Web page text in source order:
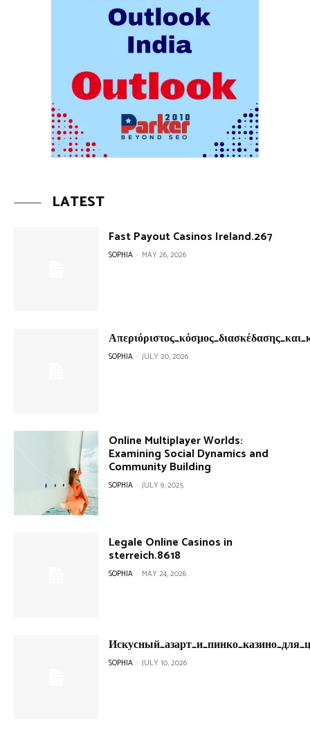
LATEST
Fast Payout Casinos Ireland.267
SOPHIA - MAY 26, 2026
SOPHIA - JULY 20, 2026
Online Multiplayer Worlds:
Examining Social Dynamics and
Community Building
SOPHIA - JULY 9, 2025
Legale Online Casinos in
sterreich.8618
SOPHIA - MAY 24, 2026
SOPHIA - JULY 10, 2026